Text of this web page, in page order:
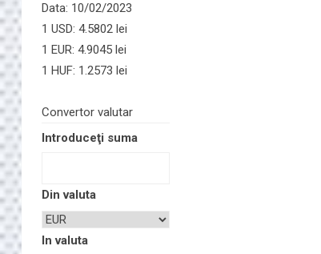
Data: 10/02/2023
1 USD: 4.5802 lei
1 EUR: 4.9045 lei
1 HUF: 1.2573 lei
Convertor valutar
Introduceţi suma
Din valuta
In valuta